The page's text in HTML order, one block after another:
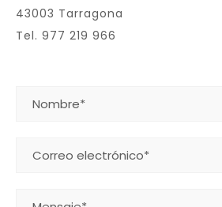
43003 Tarragona
Tel. 977 219 966